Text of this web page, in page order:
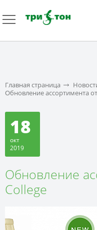
Главная страница
Обновление ассортимента
18
окт
2019
Обновление
College